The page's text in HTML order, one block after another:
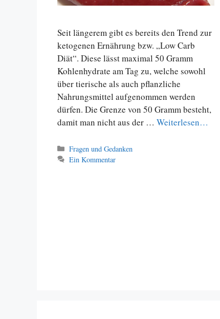
Seit längerem gibt es bereits den Trend zur
ketogenen Ernährung bzw. „Low Carb
Diät“. Diese lässt maximal 50 Gramm
Kohlenhydrate am Tag zu, welche sowohl
über tierische als auch pflanzliche
Nahrungsmittel aufgenommen werden
dürfen. Die Grenze von 50 Gramm besteht,
damit man nicht aus der … Weiterlesen…
Kategorien
Fragen und Gedanken
Ein Kommentar